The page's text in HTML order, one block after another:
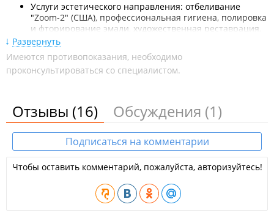
Услуги эстетического направления: отбеливание
"Zoom-2" (США), профессиональная гигиена, полировка
и фторирование эмали, художественная реставрация,
ортодонтическое и ортопедическое лечение;
Лечебные процедуры: лечение кариеса и его
осложнений, лечение заболеваний пародонта и
слизистых оболочек полости рта;
протезирование и имплантология (система "3-i"
(США)).
Лицензия ЛО-25-01-001509.
Развернуть
Имеются противопоказания, необходимо
проконсультироваться со специалистом.
Отзывы (16) Обсуждения (1)
Подписаться на комментарии
Чтобы оставить комментарий, пожалуйста, авторизуйтесь!